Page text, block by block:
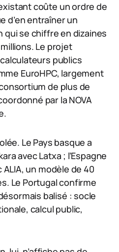
coûte un ordre de
d’en entraîner un
qui se chiffre en dizaines
Le projet
publics
EuroHPC, largement
de plus de
par la NOVA
Le Pays basque a
avec Latxa ; l’Espagne
un modèle de 40
Le Portugal confirme
balisé : socle
calcul public,